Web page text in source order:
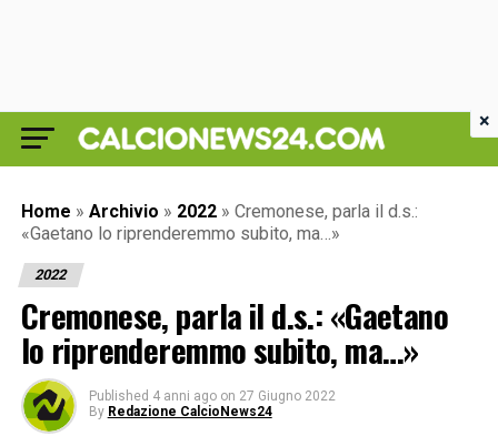
Home » Archivio » 2022 » Cremonese, parla il d.s.:
«Gaetano lo riprenderemmo subito, ma…»
2022
Cremonese, parla il d.s.: «Gaetano
lo riprenderemmo subito, ma…»
Published 4 anni ago on 27 Giugno 2022
By Redazione CalcioNews24
×